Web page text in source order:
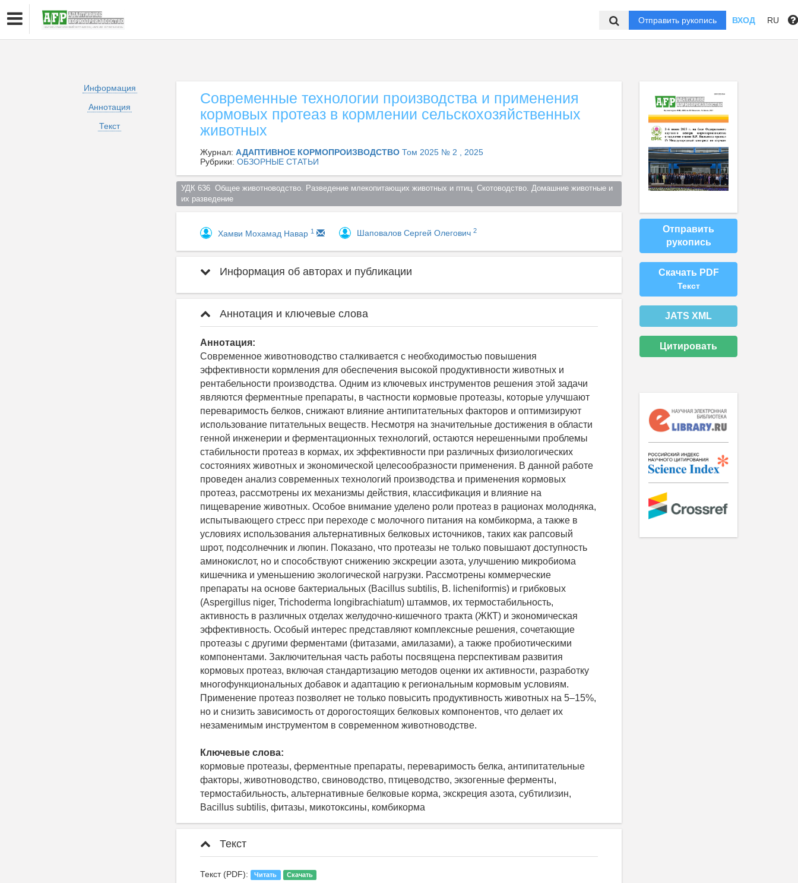
Отправить рукопись ВХОД RU
Информация
Аннотация
Текст
Современные технологии производства и применения
кормовых протеаз в кормлении сельскохозяйственных
животных
Журнал: АДАПТИВНОЕ КОРМОПРОИЗВОДСТВО Том 2025 № 2 , 2025
Рубрики: ОБЗОРНЫЕ СТАТЬИ
УДК 636  Общее животноводство. Разведение млекопитающих животных и птиц. Скотоводство. Домашние животные и
их разведение
Хамви Мохамад Навар 1 Шаповалов Сергей Олегович 2
Информация об авторах и публикации
Аннотация и ключевые слова
Аннотация:
Современное животноводство сталкивается с необходимостью повышения
эффективности кормления для обеспечения высокой продуктивности животных и
рентабельности производства. Одним из ключевых инструментов решения этой задачи
являются ферментные препараты, в частности кормовые протеазы, которые улучшают
переваримость белков, снижают влияние антипитательных факторов и оптимизируют
использование питательных веществ. Несмотря на значительные достижения в области
генной инженерии и ферментационных технологий, остаются нерешенными проблемы
стабильности протеаз в кормах, их эффективности при различных физиологических
состояниях животных и экономической целесообразности применения. В данной работе
проведен анализ современных технологий производства и применения кормовых
протеаз, рассмотрены их механизмы действия, классификация и влияние на
пищеварение животных. Особое внимание уделено роли протеаз в рационах молодняка,
испытывающего стресс при переходе с молочного питания на комбикорма, а также в
условиях использования альтернативных белковых источников, таких как рапсовый
шрот, подсолнечник и люпин. Показано, что протеазы не только повышают доступность
аминокислот, но и способствуют снижению экскреции азота, улучшению микробиома
кишечника и уменьшению экологической нагрузки. Рассмотрены коммерческие
препараты на основе бактериальных (Bacillus subtilis, B. licheniformis) и грибковых
(Aspergillus niger, Trichoderma longibrachiatum) штаммов, их термостабильность,
активность в различных отделах желудочно-кишечного тракта (ЖКТ) и экономическая
эффективность. Особый интерес представляют комплексные решения, сочетающие
протеазы с другими ферментами (фитазами, амилазами), а также пробиотическими
компонентами. Заключительная часть работы посвящена перспективам развития
кормовых протеаз, включая стандартизацию методов оценки их активности, разработку
многофункциональных добавок и адаптацию к региональным кормовым условиям.
Применение протеаз позволяет не только повысить продуктивность животных на 5–15%,
но и снизить зависимость от дорогостоящих белковых компонентов, что делает их
незаменимым инструментом в современном животноводстве.
Ключевые слова:
кормовые протеазы, ферментные препараты, переваримость белка, антипитательные
факторы, животноводство, свиноводство, птицеводство, экзогенные ферменты,
термостабильность, альтернативные белковые корма, экскреция азота, субтилизин,
Bacillus subtilis, фитазы, микотоксины, комбикорма
Текст
Текст (PDF): Читать Скачать
Отправить
рукопись
Скачать PDF
Текст
JATS XML
Цитировать